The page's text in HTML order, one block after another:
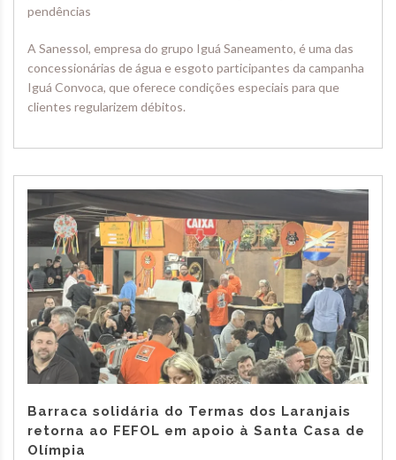
pendências
A Sanessol, empresa do grupo Iguá Saneamento, é uma das
concessionárias de água e esgoto participantes da campanha
Iguá Convoca, que oferece condições especiais para que
clientes regularizem débitos.
Barraca solidária do Termas dos Laranjais
retorna ao FEFOL em apoio à Santa Casa de
Olímpia